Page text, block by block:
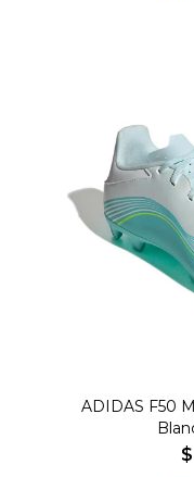
ADIDAS F50
$